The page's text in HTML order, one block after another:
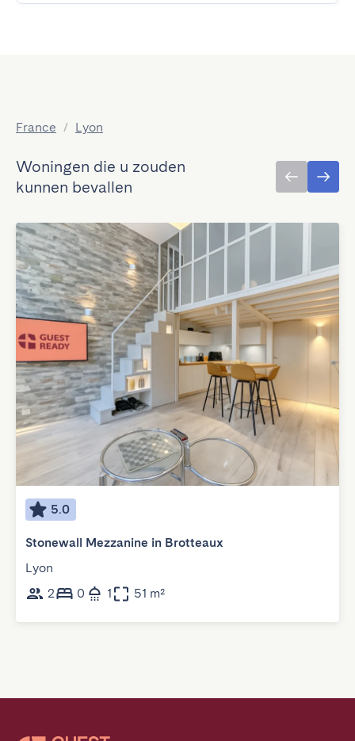
France / Lyon
Woningen die u zouden
kunnen bevallen
5.0
Stonewall Mezzanine in Brotteaux
Lyon
2
0 1 51 m²